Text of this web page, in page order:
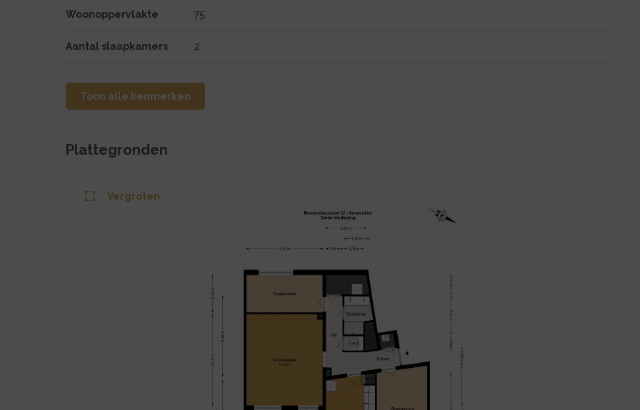
Woonoppervlakte 75
Aantal slaapkamers 2
Toon alle kenmerken
Plattegronden
Vergroten